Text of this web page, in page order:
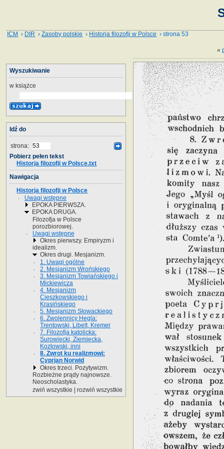
ICM › DIR ›Zasoby polskie › Historja filozofji w Polsce › strona 53
«
Wyszukiwanie
w książce
Idź do
strona:
Pobierz pełen tekst
Historja filozofji w Polsce.txt
Nawigacja
Historja filozofji w Polsce
Uwagi wstępne
EPOKA PIERWSZA.
EPOKA DRUGA.
Filozofja w Polsce
porozbiorowej.
Uwagi wstępne
Okres pierwszy. Empiryzm i
idealizm.
Okres drugi. Mesjanizm.
1. Uwagi ogólne
2. Mesjanizm Wrońskiego
3. Mesjanizm Towiańskiego i
Mickiewicza
4. Mesjanizm
Cieszkowskiego i
Krasińskiego
5. Mesjanizm Słowackiego
6. Zwolennicy Hegla:
Trentowski, Libelt, Kremer
7. Filozofja katolicka:
Surowiecki, Ziemięcka,
Kozłowski, inni
8. Zwrot ku realizmowi:
Cyprjan Norwid
Okres trzeci. Pozytywizm.
Rozbieżne prądy najnowsze.
Neoscholastyka.
zwiń wszystkie | rozwiń wszystkie